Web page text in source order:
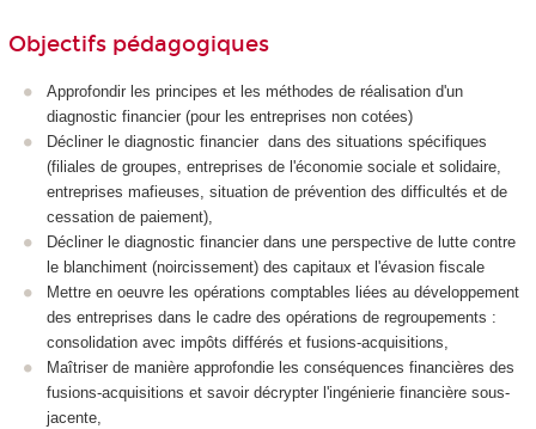
Objectifs pédagogiques
Approfondir les principes et les méthodes de réalisation d'un
diagnostic financier (pour les entreprises non cotées)
Décliner le diagnostic financier dans des situations spécifiques
(filiales de groupes, entreprises de l'économie sociale et solidaire,
entreprises mafieuses, situation de prévention des difficultés et de
cessation de paiement),
Décliner le diagnostic financier dans une perspective de lutte contre
le blanchiment (noircissement) des capitaux et l'évasion fiscale
Mettre en oeuvre les opérations comptables liées au développement
des entreprises dans le cadre des opérations de regroupements :
consolidation avec impôts différés et fusions-acquisitions,
Maîtriser de manière approfondie les conséquences financières des
fusions-acquisitions et savoir décrypter l'ingénierie financière sous-
jacente,